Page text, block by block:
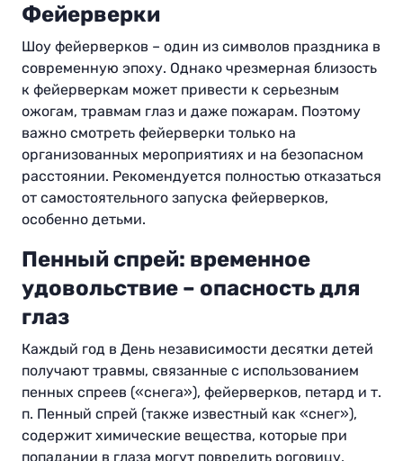
Фейерверки
Шоу фейерверков – один из символов праздника в
современную эпоху. Однако чрезмерная близость
к фейерверкам может привести к серьезным
ожогам, травмам глаз и даже пожарам. Поэтому
важно смотреть фейерверки только на
организованных мероприятиях и на безопасном
расстоянии. Рекомендуется полностью отказаться
от самостоятельного запуска фейерверков,
особенно детьми.
Пенный спрей: временное
удовольствие – опасность для
глаз
Каждый год в День независимости десятки детей
получают травмы, связанные с использованием
пенных спреев («снега»), фейерверков, петард и т.
п. Пенный спрей (также известный как «снег»),
содержит химические вещества, которые при
попадании в глаза могут повредить роговицу.